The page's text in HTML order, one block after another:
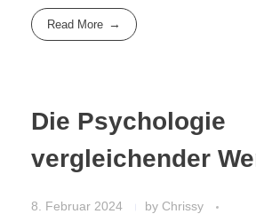
Read More
Die Psychologie
vergleichender
8. Februar 2024 by Chrissy